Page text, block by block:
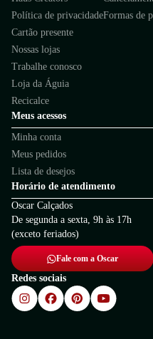
Política de privacidade
Cartão presente
Nossas lojas
Trabalhe conosco
Loja da Águia
Recicalce
Formas de
Meus acessos
Minha conta
Meus pedidos
Lista de desejos
Horário de atendimento
Oscar Calçados
De segunda a sexta, 9h às 17h
(exceto feriados)
Fale com a Oscar
Redes sociais